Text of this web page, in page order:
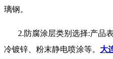
璃钢。
2.防腐涂层类别选择:产品表
冷镀锌、粉末静电喷涂等。 大